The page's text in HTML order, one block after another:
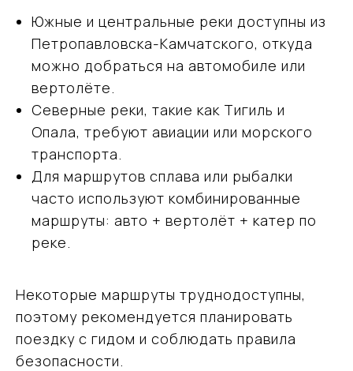
Южные и центральные реки доступны из
Петропавловска-Камчатского, откуда
можно добраться на автомобиле или
вертолёте.
Северные реки, такие как Тигиль и
Опала, требуют авиации или морского
транспорта.
Для маршрутов сплава или рыбалки
часто используют комбинированные
маршруты: авто + вертолёт + катер по
реке.
Некоторые маршруты труднодоступны,
поэтому рекомендуется планировать
поездку с гидом и соблюдать правила
безопасности.